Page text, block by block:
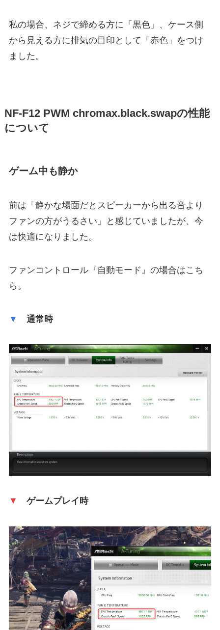
私の場合、ネジで締める方に「黒色」、ケース側
から見える方に排気の目印として「赤色」をつけ
ました。
NF-F12 PWM chromax.black.swapの性能
について
ゲーム中も静か
前は「静かな場面だとスピーカーから出る音より
ファンの方がうるさい」と感じていましたが、今
は快適になりました。
ファンコントロール『自動モード』の場合はこち
ら。
▼ 通常時
▼ ゲームプレイ時